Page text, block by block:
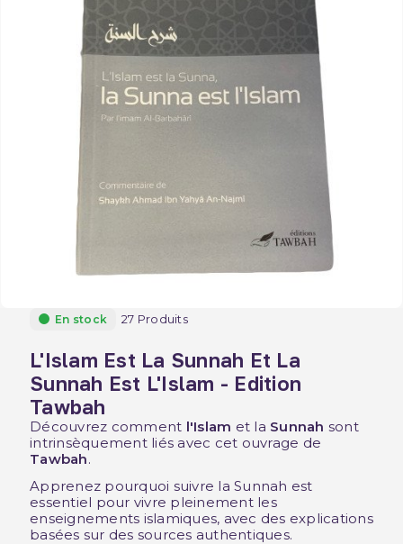
En stock 27 Produits
L'Islam Est La Sunnah Et La
Sunnah Est L'Islam - Edition
Tawbah
Découvrez comment l'Islam et la Sunnah sont
intrinsèquement liés avec cet ouvrage de
Tawbah.
Apprenez pourquoi suivre la Sunnah est
essentiel pour vivre pleinement les
enseignements islamiques, avec des explications
basées sur des sources authentiques.